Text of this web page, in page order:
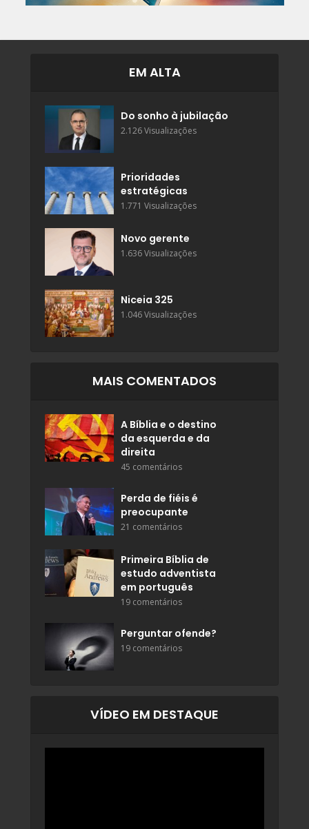
EM ALTA
Do sonho à jubilação
2.126 Visualizações
Prioridades
estratégicas
1.771 Visualizações
Novo gerente
1.636 Visualizações
Niceia 325
1.046 Visualizações
MAIS COMENTADOS
A Bíblia e o destino
da esquerda e da
direita
45 comentários
Perda de fiéis é
preocupante
21 comentários
Primeira Bíblia de
estudo adventista
em português
19 comentários
Perguntar ofende?
19 comentários
VÍDEO EM DESTAQUE